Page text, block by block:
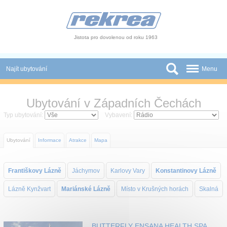
Jistota pro dovolenou od roku 1963
Najít ubytování
Slevy a Last Minute
Atrakce
Menu
Ubytování v Západních Čechách
Typ ubytování: Vybavení:
Ubytování Informace Atrakce Mapa
Františkovy Lázně Jáchymov Karlovy Vary Konstantinovy Lázně
Lázně Kynžvart Mariánské Lázně Místo v Krušných horách Skalná